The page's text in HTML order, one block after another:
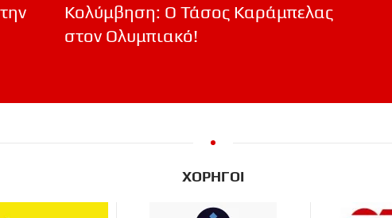
Κολύμβηση: Ο Τάσος Καράμπελας
στον Ολυμπιακό!
ΧΟΡΗΓΟΙ